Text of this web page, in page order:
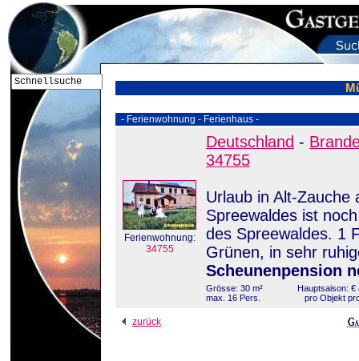
- Ferienwohnung - Ferienhaus -
Ferienwohnung:
34755
Deutschland -
34755
Urlaub in Alt-Zauche
Spreewaldes ist
des Spreewaldes. 1
Grünen, in sehr
Scheunenpension
Grösse: 30 m²
max. 16 Pers.
Hauptsaison: €
pro Objekt
zurück